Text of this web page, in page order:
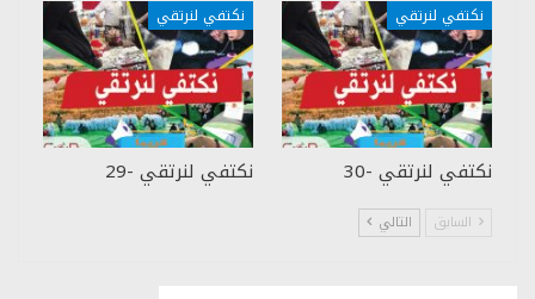
نكتفي لنرتقي
نكتفي لنرتقي -30
نكتفي لنرتقي
نكتفي لنرتقي -29
السابق التالي